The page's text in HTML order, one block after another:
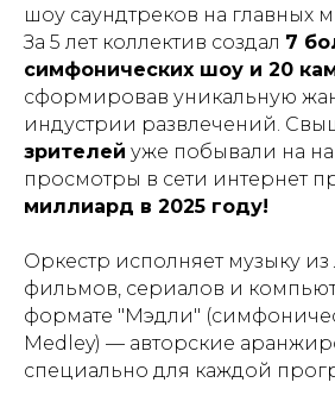
шоу саундтреков на главных
За 5 лет коллектив создал 7
симфонических шоу и 20
сформировав уникальную
индустрии развлечений.
зрителей уже побывали на
просмотры в сети интернет
миллиард в 2025 году!
Оркестр исполняет музыку
фильмов, сериалов и
формате "Мэдли"
Medley) — авторские
специально для каждой